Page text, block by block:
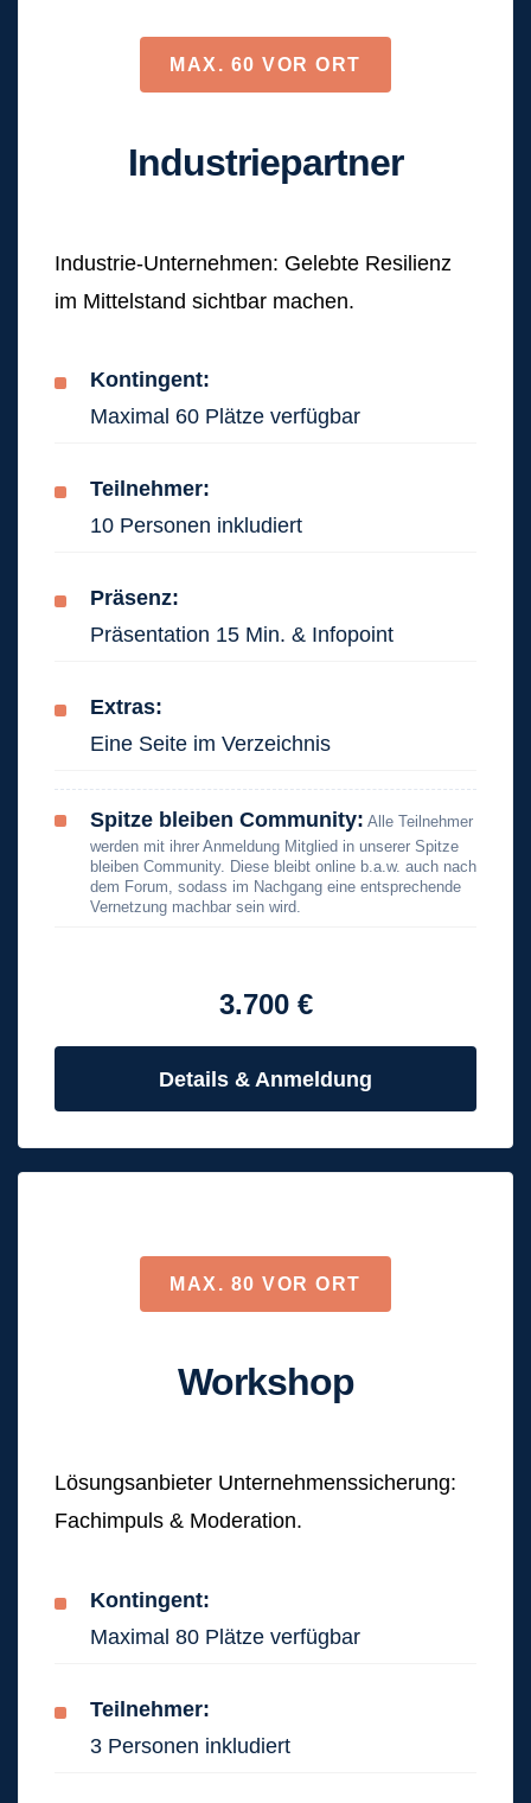
MAX. 60 VOR ORT
Industriepartner
Industrie-Unternehmen: Gelebte Resilienz
im Mittelstand sichtbar machen.
Kontingent:
Maximal 60 Plätze verfügbar
Teilnehmer:
10 Personen inkludiert
Präsenz:
Präsentation 15 Min. & Infopoint
Extras:
Eine Seite im Verzeichnis
Spitze bleiben Community: Alle Teilnehmer
werden mit ihrer Anmeldung Mitglied in unserer Spitze
bleiben Community. Diese bleibt online b.a.w. auch nach
dem Forum, sodass im Nachgang eine entsprechende
Vernetzung machbar sein wird.
3.700 €
Details & Anmeldung
MAX. 80 VOR ORT
Workshop
Lösungsanbieter Unternehmenssicherung:
Fachimpuls & Moderation.
Kontingent:
Maximal 80 Plätze verfügbar
Teilnehmer:
3 Personen inkludiert